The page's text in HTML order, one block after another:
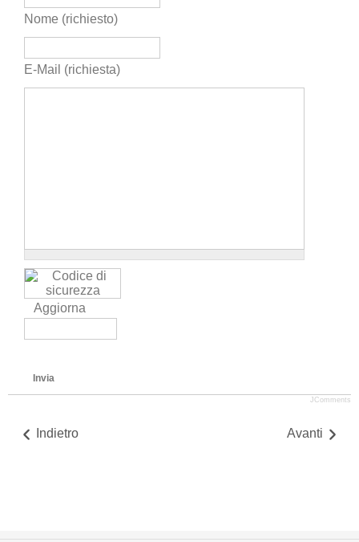
Nome (richiesto)
E-Mail (richiesta)
Aggiorna
Invia
JComments
Indietro Avanti